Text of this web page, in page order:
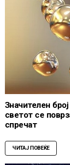
Значителен
светот се
спречат
ЧИТАЈ ПОВЕЌЕ